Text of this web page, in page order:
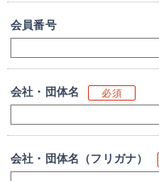
会員番号
会社・団体名 必須
会社・団体名（フリガナ）